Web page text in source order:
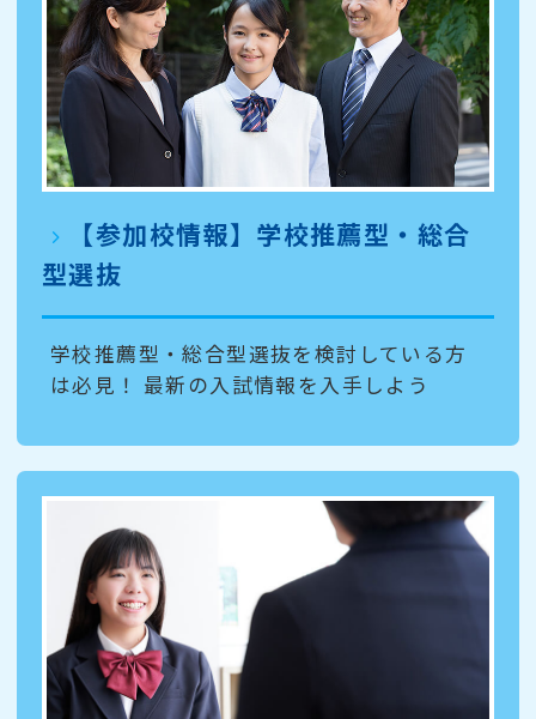
【参加校情報】学校推薦型・総合
型選抜
学校推薦型・総合型選抜を検討している方
は必見！ 最新の入試情報を入手しよう